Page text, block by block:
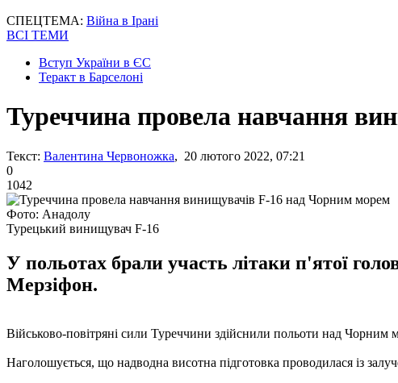
СПЕЦТЕМА: Війна в Ірані
ВСІ ТЕМИ
Вступ України в ЄС
Теракт в Барселоні
Туреччина провела навчання
Текст: Валентина Червоножка, 20 лютого 2022, 07:21
0
1042
Фото: Анадолу
Турецький винищувач F-16
У польотах брали участь літаки п'ятої
Мерзіфон.
Військово-повітряні сили Туреччини здійснили польоти над
Наголошується, що надводна висотна підготовка проводилася із